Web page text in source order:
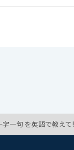
字一句 を英語で教えて!